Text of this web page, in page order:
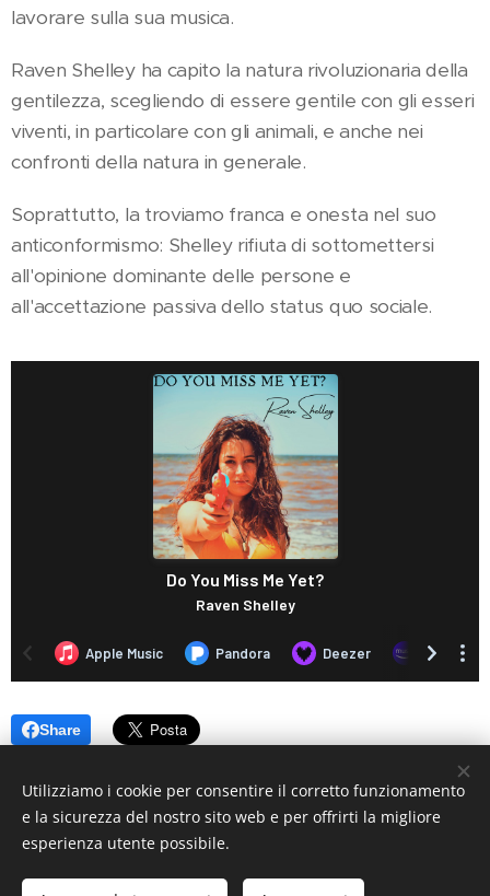
lavorare sulla sua musica.
Raven Shelley ha capito la natura rivoluzionaria della
gentilezza, scegliendo di essere gentile con gli esseri
viventi, in particolare con gli animali, e anche nei
confronti della natura in generale.
Soprattutto, la troviamo franca e onesta nel suo
anticonformismo: Shelley rifiuta di sottomettersi
all'opinione dominante delle persone e
all'accettazione passiva dello status quo sociale.
Share
© 2019 www.artistionline.tv
Email: info@artistionline.tv Tel.3925001708 P.IVA 02838250351
Utilizziamo i cookie per consentire il corretto funzionamento
e la sicurezza del nostro sito web e per offrirti la migliore
esperienza utente possibile.